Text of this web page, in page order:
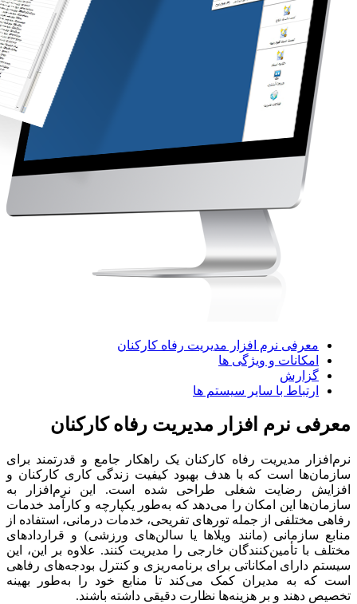
معرفی نرم افزار مدیریت رفاه کارکنان
امکانات و ویژگی ها
گزارش
ارتباط با سایر سیستم ها
معرفی نرم افزار مدیریت رفاه کارکنان
نرم‌افزار مدیریت رفاه کارکنان یک راهکار جامع و قدرتمند برای
سازمان‌ها است که با هدف بهبود کیفیت زندگی کاری کارکنان و
افزایش رضایت شغلی طراحی شده است. این نرم‌افزار به
سازمان‌ها این امکان را می‌دهد که به‌طور یکپارچه و کارآمد خدمات
رفاهی مختلفی از جمله تورهای تفریحی، خدمات درمانی، استفاده از
منابع سازمانی (مانند ویلاها یا سالن‌های ورزشی) و قراردادهای
مختلف با تأمین‌کنندگان خارجی را مدیریت کنند. علاوه بر این، این
سیستم دارای امکاناتی برای برنامه‌ریزی و کنترل بودجه‌های رفاهی
است که به مدیران کمک می‌کند تا منابع خود را به‌طور بهینه
تخصیص دهند و بر هزینه‌ها نظارت دقیقی داشته باشند.